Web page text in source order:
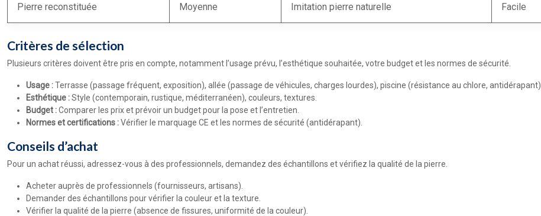
Pierre reconstituée Moyenne Imitation pierre naturelle Facile
Critères de sélection
Plusieurs critères doivent être pris en compte, notamment l’usage prévu, l’esthétique souhaitée, votre budget et les normes de sécurité.
Usage :Terrasse (passage fréquent, exposition), allée (passage de véhicules, charges lourdes), piscine (résistance au chlore, antidérapant).
Esthétique :Style (contemporain, rustique, méditerranéen), couleurs, textures.
Budget :Comparer les prix et prévoir un budget pour la pose et l’entretien.
Normes et certifications :Vérifier le marquage CE et les normes de sécurité (antidérapant).
Conseils d’achat
Pour un achat réussi, adressez-vous à des professionnels, demandez des échantillons et vérifiez la qualité de la pierre.
Acheter auprès de professionnels (fournisseurs, artisans).
Demander des échantillons pour vérifier la couleur et la texture.
Vérifier la qualité de la pierre (absence de fissures, uniformité de la couleur).